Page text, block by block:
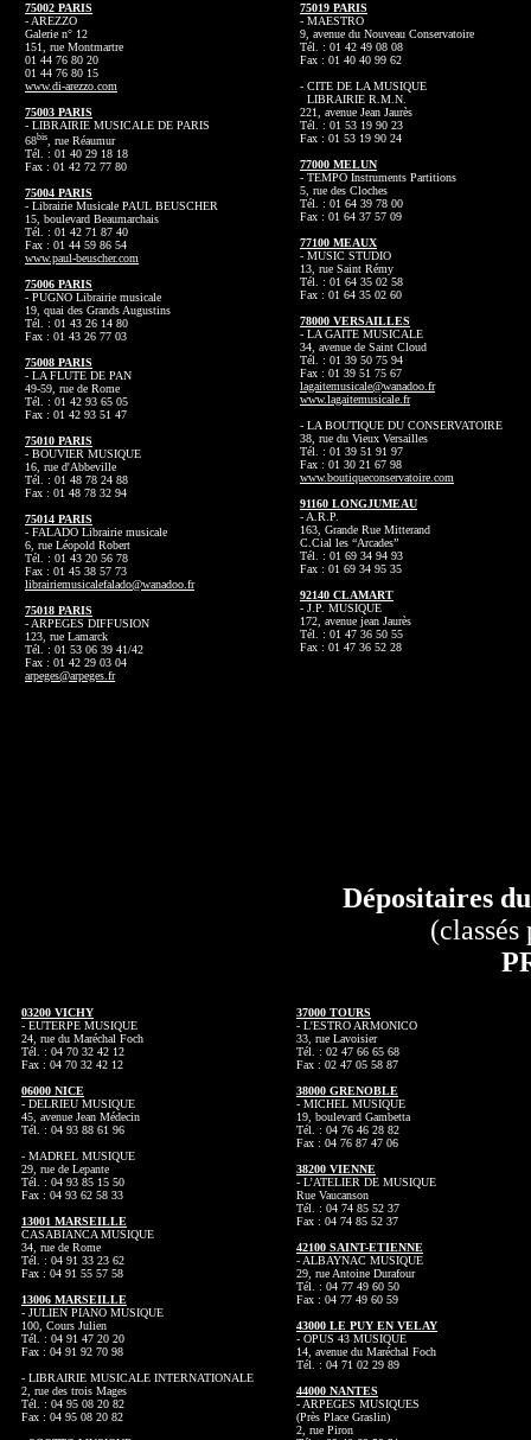
75002 PARIS
- AREZZO
Galerie n° 12
151, rue Montmartre
01 44 76 80 20
01 44 76 80 15
www.di-arezzo.com
75003 PARIS
- LIBRAIRIE MUSICALE DE PARIS
68bis, rue Réaumur
Tél. : 01 40 29 18 18
Fax : 01 42 72 77 80
75004 PARIS
- Librairie Musicale PAUL BEUSCHER
15, boulevard Beaumarchais
Tél. : 01 42 71 87 40
Fax : 01 44 59 86 54
www.paul-beuscher.com
75006 PARIS
- PUGNO Librairie musicale
19, quai des Grands Augustins
Tél. : 01 43 26 14 80
Fax : 01 43 26 77 03
75008 PARIS
- LA FLUTE DE PAN
49-59, rue de Rome
Tél. : 01 42 93 65 05
Fax : 01 42 93 51 47
75010 PARIS
- BOUVIER MUSIQUE
16, rue d'Abbeville
Tél. : 01 48 78 24 88
Fax : 01 48 78 32 94
75014 PARIS
- FALADO Librairie musicale
6, rue Léopold Robert
Tél. : 01 43 20 56 78
Fax : 01 45 38 57 73
librairiemusicalefalado@wanadoo.fr
75018 PARIS
- ARPEGES DIFFUSION
123, rue Lamarck
Tél. : 01 53 06 39 41/42
Fax : 01 42 29 03 04
arpeges@arpeges.fr
75019 PARIS
- MAESTRO
9, avenue du Nouveau Conservatoire
Tél. : 01 42 49 08 08
Fax : 01 40 40 99 62
- CITE DE LA MUSIQUE
LIBRAIRIE R.M.N.
221, avenue Jean Jaurès
Tél. : 01 53 19 90 23
Fax : 01 53 19 90 24
77000 MELUN
- TEMPO Instruments Partitions
5, rue des Cloches
Tél. : 01 64 39 78 00
Fax : 01 64 37 57 09
77100 MEAUX
- MUSIC STUDIO
13, rue Saint Rémy
Tél. : 01 64 35 02 58
Fax : 01 64 35 02 60
78000 VERSAILLES
- LA GAITE MUSICALE
34, avenue de Saint Cloud
Tél. : 01 39 50 75 94
Fax : 01 39 51 75 67
lagaitemusicale@wanadoo.fr
www.lagaitemusicale.fr
- LA BOUTIQUE DU CONSERVATOIRE
38, rue du Vieux Versailles
Tél. : 01 39 51 91 97
Fax : 01 30 21 67 98
www.boutiqueconservatoire.com
91160 LONGJUMEAU
- A.R.P.
163, Grande Rue Mitterand
C.Cial les “Arcades”
Tél. : 01 69 34 94 93
Fax : 01 69 34 95 35
92140 CLAMART
- J.P. MUSIQUE
172, avenue jean Jaurès
Tél. : 01 47 36 50 55
Fax : 01 47 36 52 28
Dépositaires
(classés
03200 VICHY
- EUTERPE MUSIQUE
24, rue du Maréchal Foch
Tél. : 04 70 32 42 12
Fax : 04 70 32 42 12
06000 NICE
- DELRIEU MUSIQUE
45, avenue Jean Médecin
Tél. : 04 93 88 61 96
- MADREL MUSIQUE
29, rue de Lepante
Tél. : 04 93 85 15 50
Fax : 04 93 62 58 33
13001 MARSEILLE
CASABIANCA MUSIQUE
34, rue de Rome
Tél. : 04 91 33 23 62
Fax : 04 91 55 57 58
13006 MARSEILLE
- JULIEN PIANO MUSIQUE
100, Cours Julien
Tél. : 04 91 47 20 20
Fax : 04 91 92 70 98
- LIBRAIRIE MUSICALE INTERNATIONALE
2, rue des trois Mages
Tél. : 04 95 08 20 82
Fax : 04 95 08 20 82
37000 TOURS
- L'ESTRO ARMONICO
33, rue Lavoisier
Tél. : 02 47 66 65 68
Fax : 02 47 05 58 87
38000 GRENOBLE
- MICHEL MUSIQUE
19, boulevard Gambetta
Tél. : 04 76 46 28 82
Fax : 04 76 87 47 06
38200 VIENNE
- L’ATELIER DE MUSIQUE
Rue Vaucanson
Tél. : 04 74 85 52 37
Fax : 04 74 85 52 37
42100 SAINT-ETIENNE
- ALBAYNAC MUSIQUE
29, rue Antoine Durafour
Tél. : 04 77 49 60 50
Fax : 04 77 49 60 59
43000 LE PUY EN VELAY
- OPUS 43 MUSIQUE
14, avenue du Maréchal Foch
Tél. : 04 71 02 29 89
44000 NANTES
- ARPEGES MUSIQUES
(Près Place Graslin)
2, rue Piron